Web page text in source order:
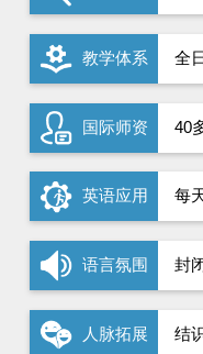
教学体系 全
国际师资 40
英语应用 每
语言氛围 封
人脉拓展 结